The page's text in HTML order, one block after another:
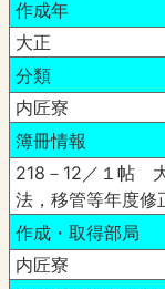
作成年
大正
分類
内匠寮
簿冊情報
218－12／１帖
法，移管等年度修
作成・取得部局
内匠寮